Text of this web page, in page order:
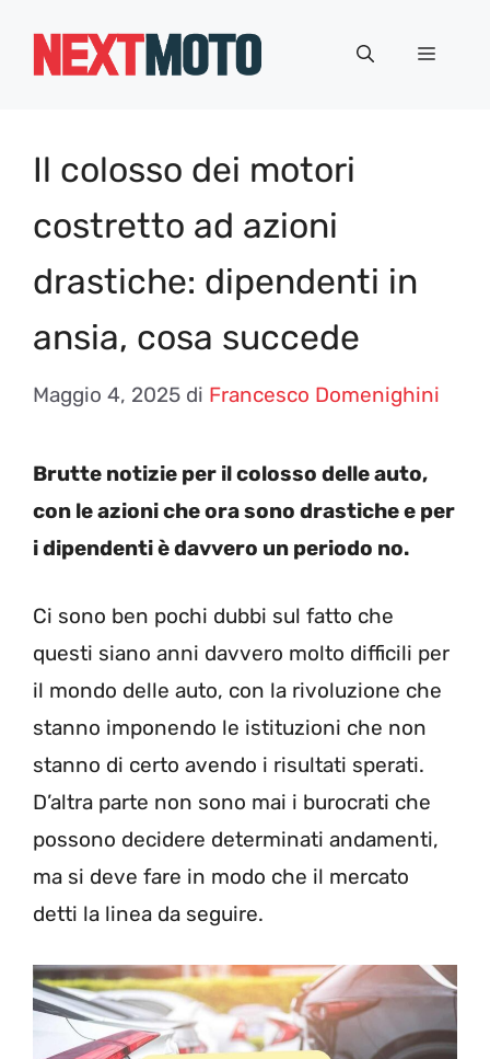
Menu
Il colosso dei motori
costretto ad azioni
drastiche: dipendenti in
ansia, cosa succede
Maggio 4, 2025 di Francesco Domenighini
Brutte notizie per il colosso delle auto,
con le azioni che ora sono drastiche e per
i dipendenti è davvero un periodo no.
Ci sono ben pochi dubbi sul fatto che
questi siano anni davvero molto difficili per
il mondo delle auto, con la rivoluzione che
stanno imponendo le istituzioni che non
stanno di certo avendo i risultati sperati.
D’altra parte non sono mai i burocrati che
possono decidere determinati andamenti,
ma si deve fare in modo che il mercato
detti la linea da seguire.